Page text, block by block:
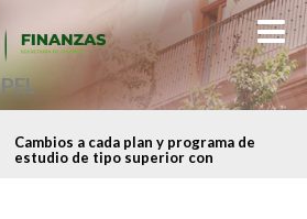
Cambios a cada plan y programa de
estudio de tipo superior con